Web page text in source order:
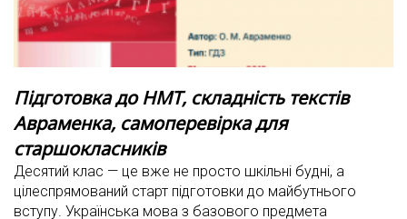
Підготовка до НМТ, складність текстів
Авраменка, самоперевірка для
старшокласників
Десятий клас — це вже не просто шкільні будні, а
цілеспрямований старт підготовки до майбутнього
вступу. Українська мова з базового предмета